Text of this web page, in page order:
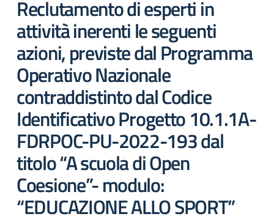
Reclutamento di esperti in
attività inerenti le seguenti
azioni, previste dal Programma
Operativo Nazionale
contraddistinto dal Codice
Identificativo Progetto 10.1.1A-
FDRPOC-PU-2022-193 dal
titolo “A scuola di Open
Coesione”- modulo:
“EDUCAZIONE ALLO SPORT”